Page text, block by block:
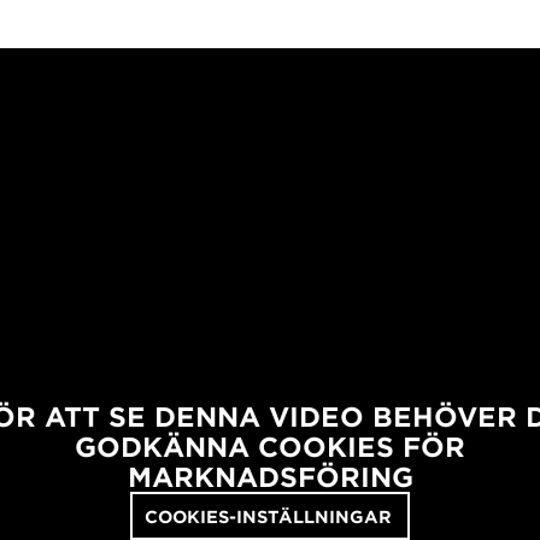
ATT SE DENNA VIDEO BEHÖVER
GODKÄNNA COOKIES FÖR
MARKNADSFÖRING
COOKIES-INSTÄLLNINGAR